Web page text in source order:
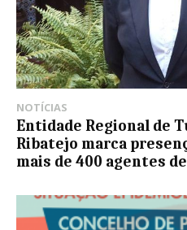
NOTÍCIAS
Entidade Regional de
Ribatejo marca
mais de 400 agentes